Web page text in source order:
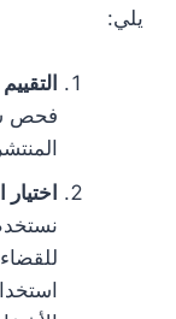
يلي:
فحص